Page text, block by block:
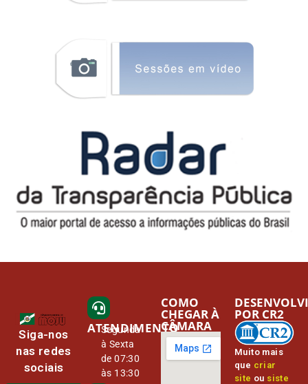
Siga-nos
nas redes
sociais
ATENDIMENTO
Segunda
à Sexta
de 07:30
às 13:30
COMO
CHEGAR À
CÂMARA
Muito mais
que criar
site ou siste
POR CR2